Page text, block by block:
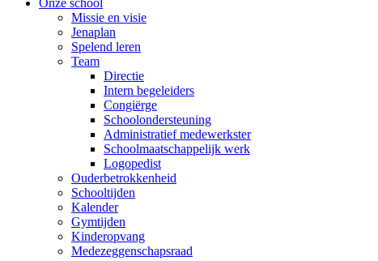
Onze school
Missie en visie
Jenaplan
Spelend leren
Team
Directie
Intern begeleiders
Congiërge
Schoolondersteuning
Administratief medewerkster
Schoolmaatschappelijk werk
Logopedist
Ouderbetrokkenheid
Schooltijden
Kalender
Gymtijden
Kinderopvang
Medezeggenschapsraad